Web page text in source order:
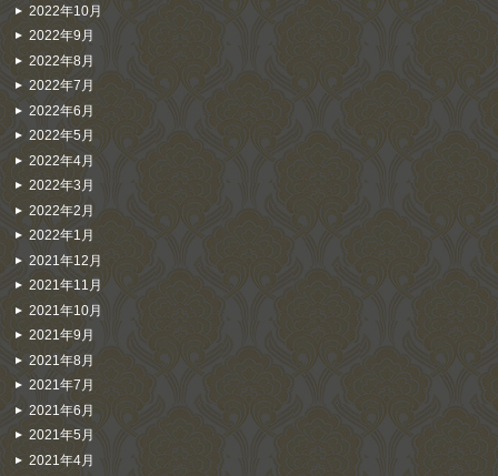
2022年10月
2022年9月
2022年8月
2022年7月
2022年6月
2022年5月
2022年4月
2022年3月
2022年2月
2022年1月
2021年12月
2021年11月
2021年10月
2021年9月
2021年8月
2021年7月
2021年6月
2021年5月
2021年4月